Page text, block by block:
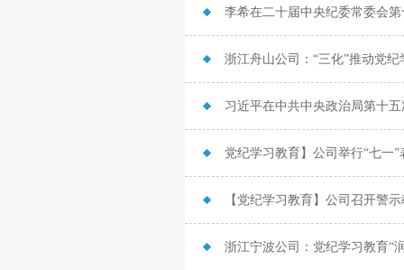
浙江舟山公司：“三化”推动党
党纪学习教育】公司举行“七一
【党纪学习教育】公司召开警
浙江宁波公司：党纪学习教育“